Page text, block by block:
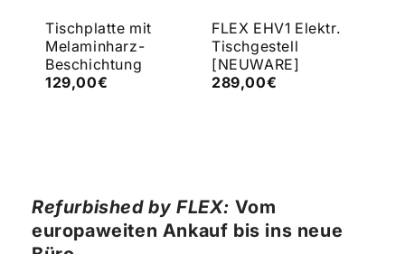
Tischplatte mit
Melaminharz-
Beschichtung
129,00€
FLEX EHV1 Elektr.
Tischgestell
[NEUWARE]
289,00€
Refurbished by FLEX: Vom
europaweiten Ankauf bis ins neue